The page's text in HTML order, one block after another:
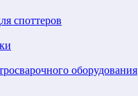
споттеров
оборудования